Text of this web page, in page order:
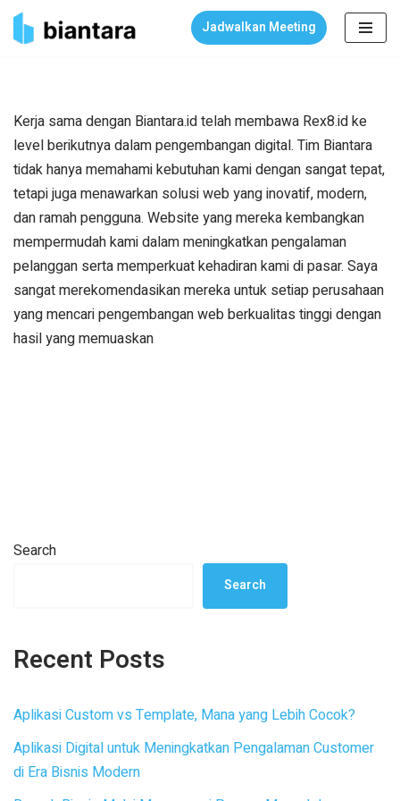
Skip
Jadwalkan Meeting
Kerja sama dengan Biantara.id telah membawa Rex8.id ke
level berikutnya dalam pengembangan digital. Tim Biantara
tidak hanya memahami kebutuhan kami dengan sangat tepat,
tetapi juga menawarkan solusi web yang inovatif, modern,
dan ramah pengguna. Website yang mereka kembangkan
mempermudah kami dalam meningkatkan pengalaman
pelanggan serta memperkuat kehadiran kami di pasar. Saya
sangat merekomendasikan mereka untuk setiap perusahaan
yang mencari pengembangan web berkualitas tinggi dengan
hasil yang memuaskan
Search
Search
Recent Posts
Aplikasi Custom vs Template, Mana yang Lebih Cocok?
Aplikasi Digital untuk Meningkatkan Pengalaman Customer
di Era Bisnis Modern